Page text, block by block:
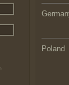
Poland